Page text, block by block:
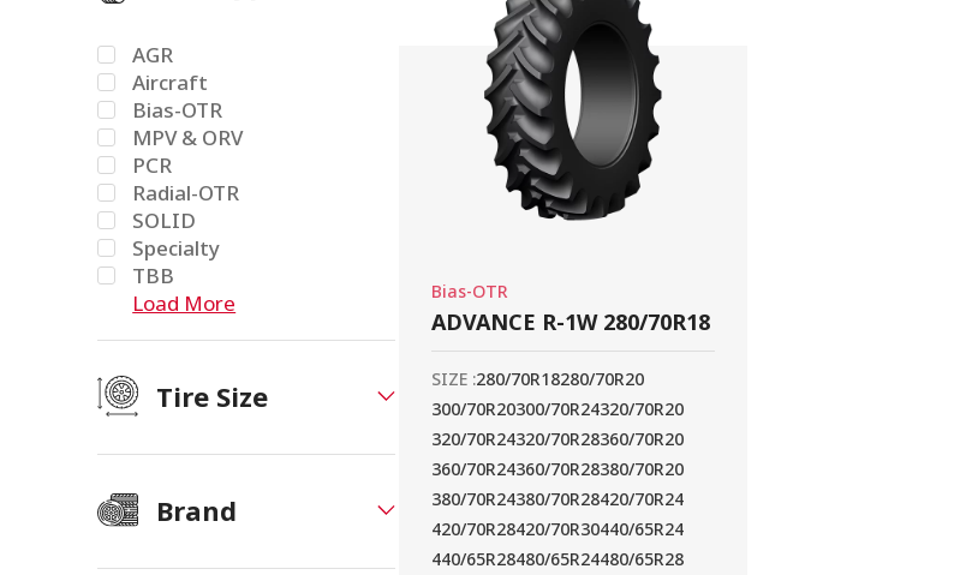
AGR
Aircraft
Bias-OTR
MPV & ORV
PCR
Radial-OTR
SOLID
Specialty
TBB
Load More
Tire Size
Brand
Bias-OTR
ADVANCE R-1W 280/70R18
SIZE :280/70R18280/70R20
300/70R20300/70R24320/70R20
320/70R24320/70R28360/70R20
360/70R24360/70R28380/70R20
380/70R24380/70R28420/70R24
420/70R28420/70R30440/65R24
440/65R28480/65R24480/65R28